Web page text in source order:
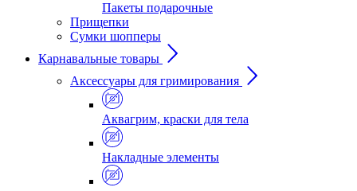
Пакеты подарочные
Прищепки
Сумки шопперы
Карнавальные товары
Аксессуары для гримирования
Аквагрим, краски для тела
Накладные элементы